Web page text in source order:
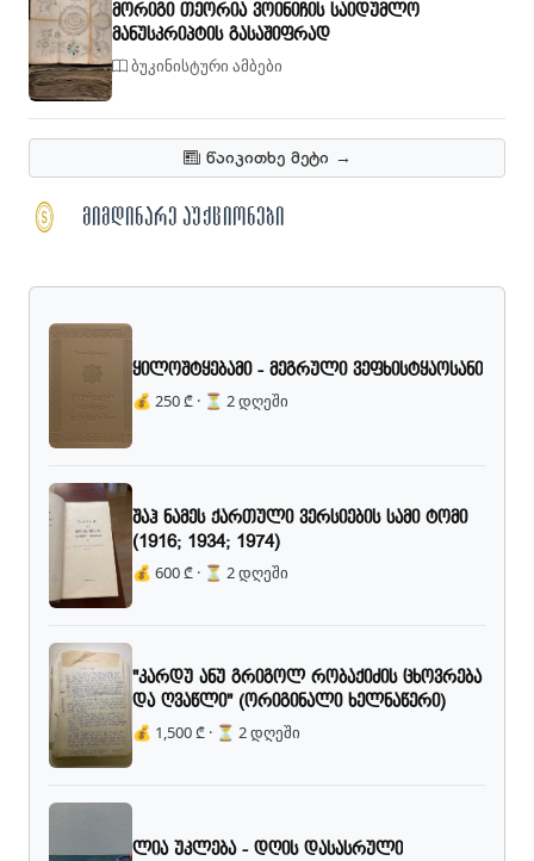
მორიგი თეორია ვოინიჩის საიდუმლო
მანუსკრიპტის გასაშიფრად
ბუკინისტური ამბები
წაიკითხე მეტი →
ᲛᲘᲛᲓᲘᲜᲐᲠᲔ ᲐᲣᲥᲪᲘᲝᲜᲔᲑᲘ
ყილოშტყებამი - მეგრული ვეფხისტყაოსანი
💰 250 ₾ · ⏳ 2 დღეში
შაჰ ნამეს ქართული ვერსიების სამი ტომი
(1916; 1934; 1974)
💰 600 ₾ · ⏳ 2 დღეში
"კარდუ ანუ გრიგოლ რობაქიძის ცხოვრება
და ღვაწლი" (ორიგინალი ხელნაწერი)
💰 1,500 ₾ · ⏳ 2 დღეში
ლია უკლება - დღის დასასრული